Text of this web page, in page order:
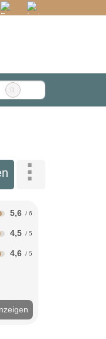
5,6
4,5
4,6